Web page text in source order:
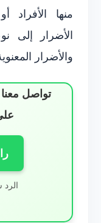
منها الأفراد
الأضرار إلى
والأضرار
تواصل